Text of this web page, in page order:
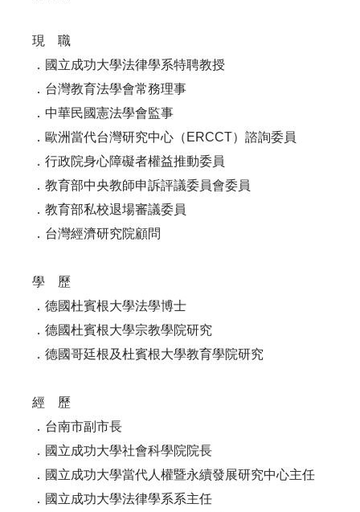
現 職
．國立成功大學法律學系特聘教授
．台灣教育法學會常務理事
．中華民國憲法學會監事
．歐洲當代台灣研究中心（ERCCT）諮詢委員
．行政院身心障礙者權益推動委員
．教育部中央教師申訴評議委員會委員
．教育部私校退場審議委員
．台灣經濟研究院顧問
學 歷
．德國杜賓根大學法學博士
．德國杜賓根大學宗教學院研究
．德國哥廷根及杜賓根大學教育學院研究
經 歷
．台南市副市長
．國立成功大學社會科學院院長
．國立成功大學當代人權暨永續發展研究中心主任
．國立成功大學法律學系系主任